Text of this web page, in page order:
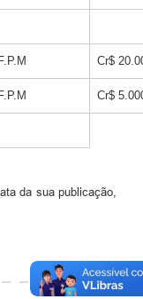
Cr$
Cr$
da sua publicação,